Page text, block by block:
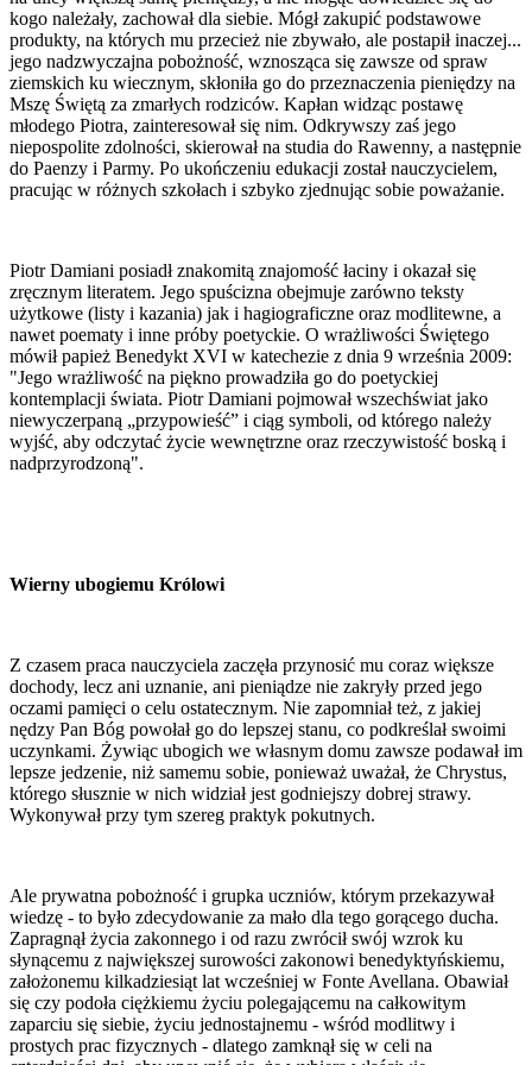
kogo należały, zachował dla siebie. Mógł zakupić podstawowe
produkty, na których mu przecież nie zbywało, ale postapił inaczej...
jego nadzwyczajna pobożność, wznosząca się zawsze od spraw
ziemskich ku wiecznym, skłoniła go do przeznaczenia pieniędzy na
Mszę Świętą za zmarłych rodziców. Kapłan widząc postawę
młodego Piotra, zainteresował się nim. Odkrywszy zaś jego
niepospolite zdolności, skierował na studia do Rawenny, a następnie
do Paenzy i Parmy. Po ukończeniu edukacji został nauczycielem,
pracując w różnych szkołach i szbyko zjednując sobie poważanie.
Piotr Damiani posiadł znakomitą znajomość łaciny i okazał się
zręcznym literatem. Jego spuścizna obejmuje zarówno teksty
użytkowe (listy i kazania) jak i hagiograficzne oraz modlitewne, a
nawet poematy i inne próby poetyckie. O wrażliwości Świętego
mówił papież Benedykt XVI w katechezie z dnia 9 września 2009:
"Jego wrażliwość na piękno prowadziła go do poetyckiej
kontemplacji świata. Piotr Damiani pojmował wszechświat jako
niewyczerpaną „przypowieść” i ciąg symboli, od którego należy
wyjść, aby odczytać życie wewnętrzne oraz rzeczywistość boską i
nadprzyrodzoną".
Wierny ubogiemu Królowi
Z czasem praca nauczyciela zaczęła przynosić mu coraz większe
dochody, lecz ani uznanie, ani pieniądze nie zakryły przed jego
oczami pamięci o celu ostatecznym. Nie zapomniał też, z jakiej
nędzy Pan Bóg powołał go do lepszej stanu, co podkreślał swoimi
uczynkami. Żywiąc ubogich we własnym domu zawsze podawał im
lepsze jedzenie, niż samemu sobie, ponieważ uważał, że Chrystus,
którego słusznie w nich widział jest godniejszy dobrej strawy.
Wykonywał przy tym szereg praktyk pokutnych.
Ale prywatna pobożność i grupka uczniów, którym przekazywał
wiedzę - to było zdecydowanie za mało dla tego gorącego ducha.
Zapragnął życia zakonnego i od razu zwrócił swój wzrok ku
słynącemu z największej surowości zakonowi benedyktyńskiemu,
założonemu kilkadziesiąt lat wcześniej w Fonte Avellana. Obawiał
się czy podoła ciężkiemu życiu polegającemu na całkowitym
zaparciu się siebie, życiu jednostajnemu - wśród modlitwy i
prostych prac fizycznych - dlatego zamknął się w celi na